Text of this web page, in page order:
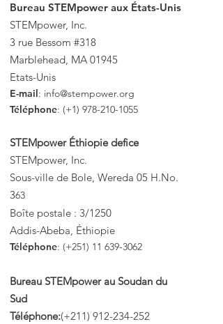
Bureau STEMpower aux États-Unis
STEMpower, Inc.
3 rue Bessom #318
Marblehead, MA 01945
Etats-Unis
E-mail: info@stempower.org
Téléphone: (+1) 978-210-1055
STEMpower Éthiopie defice
STEMpower, Inc.
Sous-ville de Bole, Wereda 05 H.No.
363
Boîte postale : 3/1250
Addis-Abeba, Éthiopie
Téléphone: (+251) 11 639-3062
Bureau STEMpower au Soudan du
Sud
Téléphone:(+211) 912-234-252